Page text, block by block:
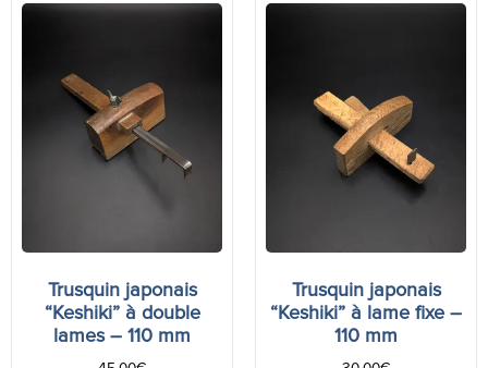
Trusquin japonais
“Keshiki” à double
lames – 110 mm
Trusquin japonais
“Keshiki” à lame fixe –
110 mm